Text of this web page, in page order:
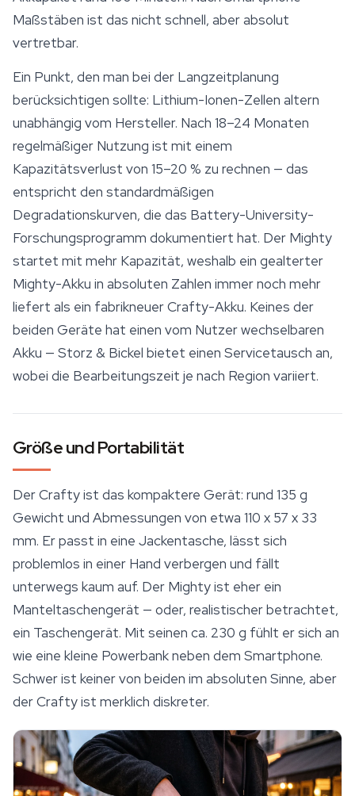
Maßstäben ist das nicht schnell, aber absolut
vertretbar.
Ein Punkt, den man bei der Langzeitplanung
berücksichtigen sollte: Lithium-Ionen-Zellen altern
unabhängig vom Hersteller. Nach 18–24 Monaten
regelmäßiger Nutzung ist mit einem
Kapazitätsverlust von 15–20 % zu rechnen — das
entspricht den standardmäßigen
Degradationskurven, die das Battery-University-
Forschungsprogramm dokumentiert hat. Der Mighty
startet mit mehr Kapazität, weshalb ein gealterter
Mighty-Akku in absoluten Zahlen immer noch mehr
liefert als ein fabrikneuer Crafty-Akku. Keines der
beiden Geräte hat einen vom Nutzer wechselbaren
Akku — Storz & Bickel bietet einen Servicetausch an,
wobei die Bearbeitungszeit je nach Region variiert.
Größe und Portabilität
Der Crafty ist das kompaktere Gerät: rund 135 g
Gewicht und Abmessungen von etwa 110 x 57 x 33
mm. Er passt in eine Jackentasche, lässt sich
problemlos in einer Hand verbergen und fällt
unterwegs kaum auf. Der Mighty ist eher ein
Manteltaschengerät — oder, realistischer betrachtet,
ein Taschengerät. Mit seinen ca. 230 g fühlt er sich an
wie eine kleine Powerbank neben dem Smartphone.
Schwer ist keiner von beiden im absoluten Sinne, aber
der Crafty ist merklich diskreter.